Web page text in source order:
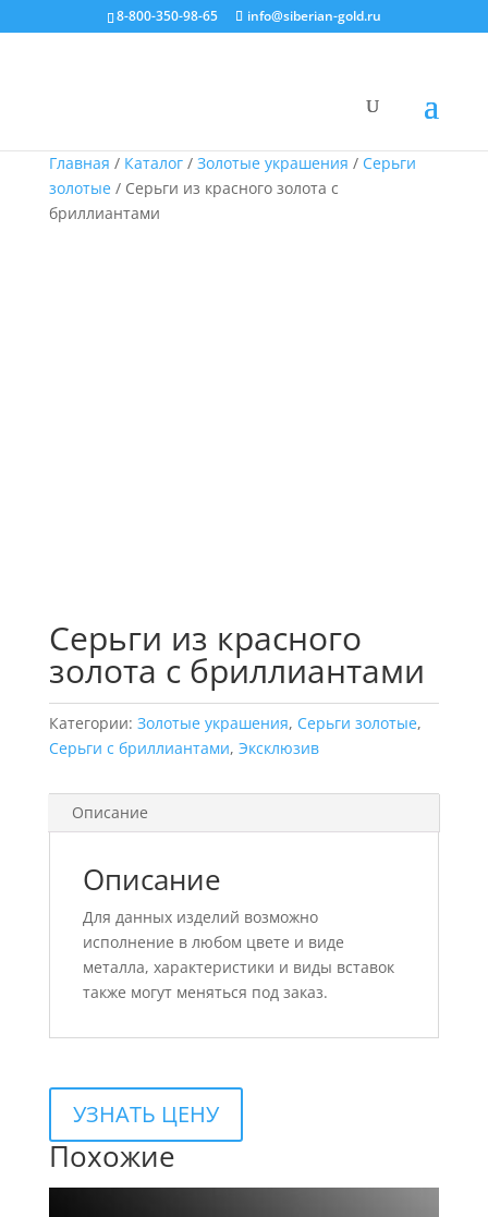
8-800-350-98-65 info@siberian-gold.ru
Главная / Каталог/ Золотые украшения / Серьги
золотые/ Серьги из красного золота с
бриллиантами
Серьги из красного
золота с бриллиантами
Категории: Золотые украшения, Серьги золотые,
Серьги с бриллиантами, Эксклюзив
Описание
Описание
Для данных изделий возможно
исполнение в любом цвете и виде
металла, характеристики и виды вставок
также могут меняться под заказ.
УЗНАТЬ ЦЕНУ
Похожие